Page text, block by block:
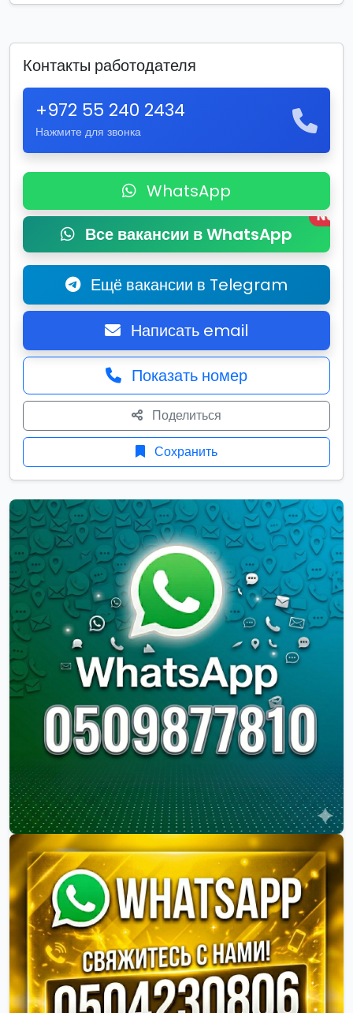
Контакты работодателя
+972 55 240 2434
Нажмите для звонка
WhatsApp
Все вакансии в WhatsApp
New
Ещё вакансии в Telegram
Написать email
Показать номер
Поделиться
Сохранить